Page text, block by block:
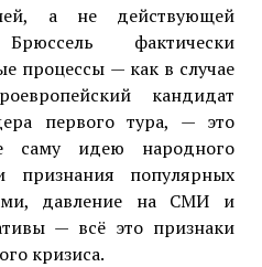
а не действующей
фактически
процессы — как в случае
кандидат
первого тура, — это
саму идею народного
признания популярных
давление на СМИ и
— всё это признаки
кризиса.